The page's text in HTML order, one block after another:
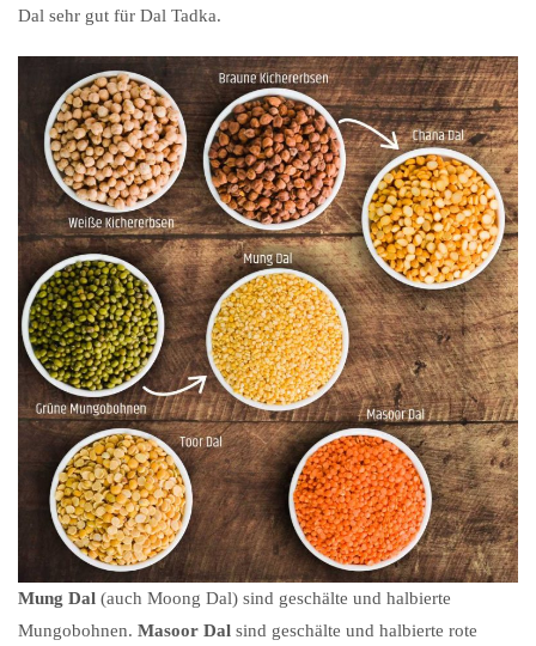
Dal sehr gut für Dal Tadka.
Mung Dal (auch Moong Dal) sind geschälte und halbierte
Mungobohnen. Masoor Dal sind geschälte und halbierte rote